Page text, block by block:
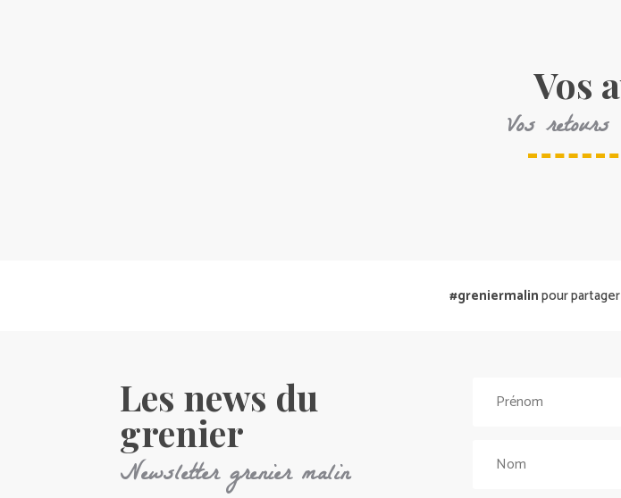
Vos
Vos retours
#greniermalinpour
Les news du
grenier
Newsletter grenier malin